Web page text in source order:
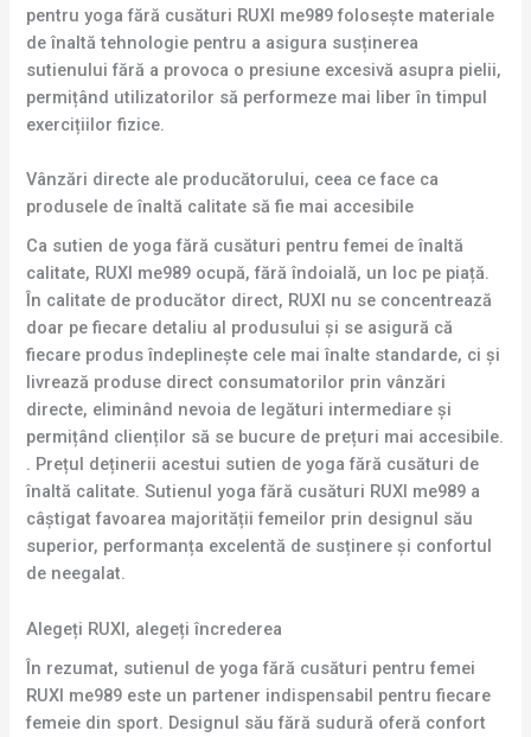
pentru yoga fără cusături RUXI me989 folosește materiale
de înaltă tehnologie pentru a asigura susținerea
sutienului fără a provoca o presiune excesivă asupra pielii,
permițând utilizatorilor să performeze mai liber în timpul
exercițiilor fizice.
Vânzări directe ale producătorului, ceea ce face ca
produsele de înaltă calitate să fie mai accesibile
Ca sutien de yoga fără cusături pentru femei de înaltă
calitate, RUXI me989 ocupă, fără îndoială, un loc pe piață.
În calitate de producător direct, RUXI nu se concentrează
doar pe fiecare detaliu al produsului și se asigură că
fiecare produs îndeplinește cele mai înalte standarde, ci și
livrează produse direct consumatorilor prin vânzări
directe, eliminând nevoia de legături intermediare și
permițând clienților să se bucure de prețuri mai accesibile.
. Prețul deținerii acestui sutien de yoga fără cusături de
înaltă calitate. Sutienul yoga fără cusături RUXI me989 a
câștigat favoarea majorității femeilor prin designul său
superior, performanța excelentă de susținere și confortul
de neegalat.
Alegeți RUXI, alegeți încrederea
În rezumat, sutienul de yoga fără cusături pentru femei
RUXI me989 este un partener indispensabil pentru fiecare
femeie din sport. Designul său fără sudură oferă confort